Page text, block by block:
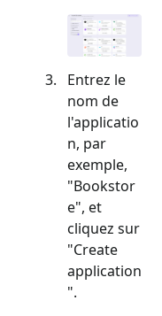
Entrez le
nom de
l'applicatio
n, par
exemple,
"Bookstor
e", et
cliquez sur
"Create
application
".